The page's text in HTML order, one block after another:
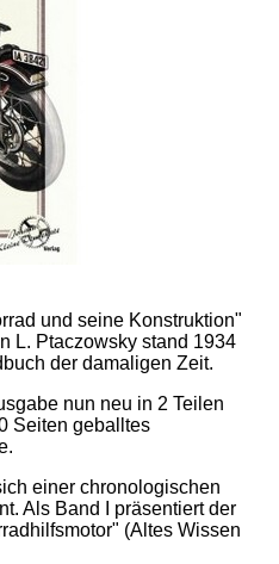
und seine Konstruktion"
L. Ptaczowsky stand 1934
der damaligen Zeit.
nun neu in 2 Teilen
Seiten geballtes
einer chronologischen
Als Band I präsentiert der
(Altes Wissen